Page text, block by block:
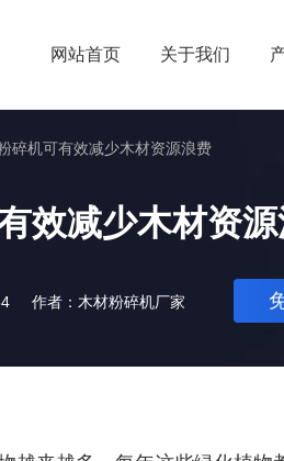
网站首页 关于我们
碎机可有效减少木材资源浪费
效减少木材资
作者：木材粉碎机厂家